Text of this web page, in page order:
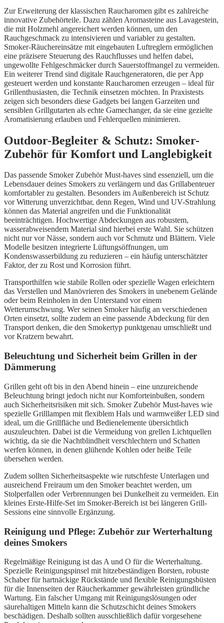
Zur Erweiterung der klassischen Raucharomen gibt es zahlreiche
innovative Zubehörteile. Dazu zählen Aromasteine aus Lavagestein,
die mit Holzmehl angereichert werden können, um den
Rauchgeschmack zu intensivieren und variabler zu gestalten.
Smoker-Räuchereinsätze mit eingebauten Luftreglern ermöglichen
eine präzisere Steuerung des Rauchflusses und helfen dabei,
ungewollte Fehlgeschmäcker durch Sauerstoffmangel zu vermeiden.
Ein weiterer Trend sind digitale Rauchgeneratoren, die per App
gesteuert werden und konstante Raucharomen erzeugen – ideal für
Grillenthusiasten, die Technik einsetzen möchten. In Praxistests
zeigen sich besonders diese Gadgets bei langen Garzeiten und
sensiblen Grillgutarten als echte Gamechanger, da sie eine gezielte
Aromatisierung erlauben und Fehlerquellen minimieren.
Outdoor-Begleiter & Schutz: Smoker-
Zubehör für Komfort und Langlebigkeit
Das passende Smoker Zubehör Must-haves sind essenziell, um die
Lebensdauer deines Smokers zu verlängern und das Grillabenteuer
komfortabler zu gestalten. Besonders im Außenbereich ist Schutz
vor Witterung unverzichtbar, denn Regen, Wind und UV-Strahlung
können das Material angreifen und die Funktionalität
beeinträchtigen. Hochwertige Abdeckungen aus robustem,
wasserabweisendem Material sind hierbei erste Wahl. Sie schützen
nicht nur vor Nässe, sondern auch vor Schmutz und Blättern. Viele
Modelle besitzen integrierte Lüftungsöffnungen, um
Kondenswasserbildung zu reduzieren – ein häufig unterschätzter
Faktor, der zu Rost und Korrosion führt.
Transporthilfen wie stabile Rollen oder spezielle Wagen erleichtern
das Verstellen und Manövrieren des Smokers in unebenem Gelände
oder beim Reinholen in den Unterstand vor einem
Wetterumschwung. Wer seinen Smoker häufig an verschiedenen
Orten einsetzt, sollte zudem an eine passende Abdeckung für den
Transport denken, die den Smokertyp punktgenau umschließt und
vor Kratzern bewahrt.
Beleuchtung und Sicherheit beim Grillen in der
Dämmerung
Grillen geht oft bis in den Abend hinein – eine unzureichende
Beleuchtung bringt jedoch nicht nur Komforteinbußen, sondern
auch Sicherheitsrisiken mit sich. Smoker Zubehör Must-haves wie
spezielle Grilllampen mit flexiblem Hals und warmweißer LED sind
ideal, um die Grillfläche und Bedienelemente übersichtlich
auszuleuchten. Dabei ist die Vermeidung von grellen Lichtquellen
wichtig, da sie die Nachtblindheit verschlechtern und Schatten
werfen können, in denen glühende Kohlen oder heiße Teile
übersehen werden.
Zudem sollten Sicherheitsaspekte wie rutschfeste Unterlagen und
ausreichend Freiraum um den Smoker beachtet werden, um
Stolperfallen oder Verbrennungen bei Dunkelheit zu vermeiden. Ein
kleines Erste-Hilfe-Set im Smoker-Bereich ist bei längeren Grill-
Sessions eine sinnvolle Ergänzung.
Reinigung und Pflege: Zubehör zur Werterhaltung
deines Smokers
Regelmäßige Reinigung ist das A und O für die Werterhaltung.
Spezielle Reinigungspinsel mit hitzebeständigen Borsten, robuste
Schaber für hartnäckige Rückstände und flexible Reinigungsbüsten
für die Innenseiten der Räucherkammer gewährleisten gründliche
Wartung. Ein falscher Umgang mit Reinigungslösungen oder
säurehaltigen Mitteln kann die Schutzschicht deines Smokers
beschädigen. Deshalb sollten ausschließlich dafür vorgesehene